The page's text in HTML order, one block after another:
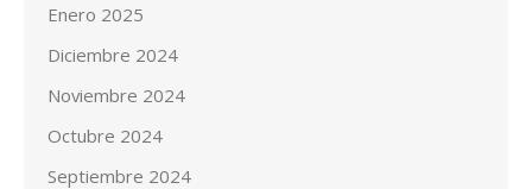
Enero 2025
Diciembre 2024
Noviembre 2024
Octubre 2024
Septiembre 2024